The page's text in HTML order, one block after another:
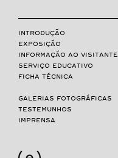
INTRODUÇÃO
EXPOSIÇÃO
INFORMAÇÃO AO VISITANTE
SERVIÇO EDUCATIVO
FICHA TÉCNICA
GALERIAS FOTOGRÁFICAS
TESTEMUNHOS
IMPRENSA